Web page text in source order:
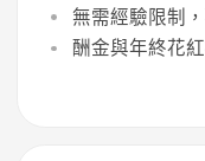
無需經驗限制
酬金與年終花